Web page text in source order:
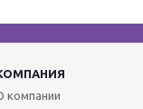
компании